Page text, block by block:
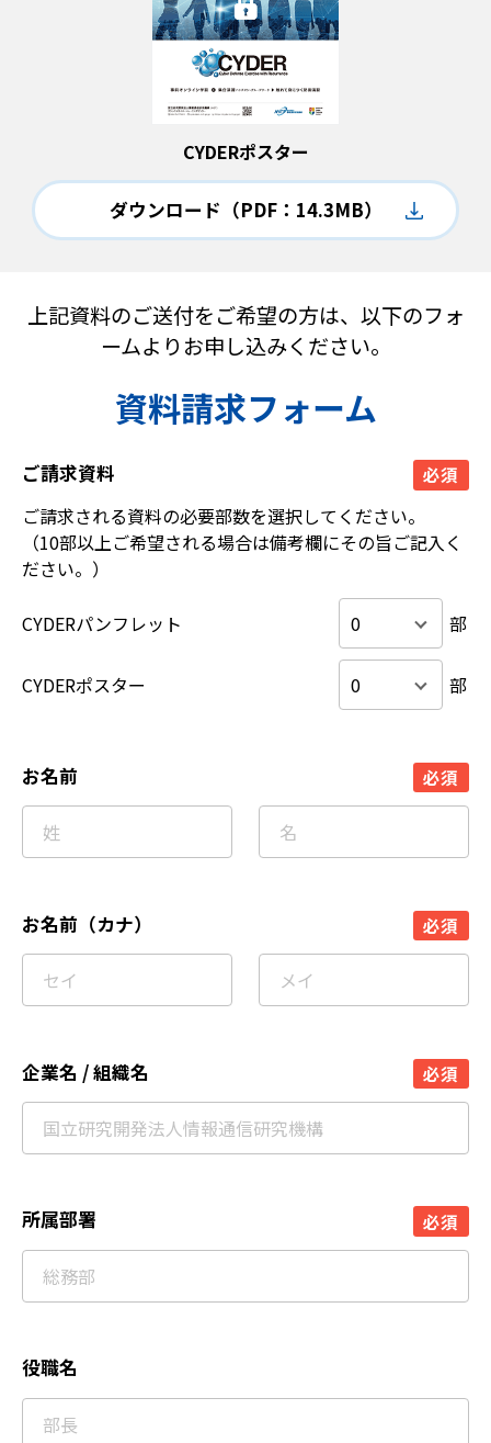
CYDERポスター
ダウンロード （PDF：14.3MB）
上記資料のご送付をご希望の方は、以下のフォ
ームよりお申し込みください。
資料請求フォーム
ご請求資料 必須
ご請求される資料の必要部数を選択してください。
（10部以上ご希望される場合は備考欄にその旨ご記入く
ださい。）
CYDERパンフレット 部
CYDERポスター 部
お名前 必須
お名前（カナ） 必須
企業名 / 組織名 必須
所属部署 必須
役職名